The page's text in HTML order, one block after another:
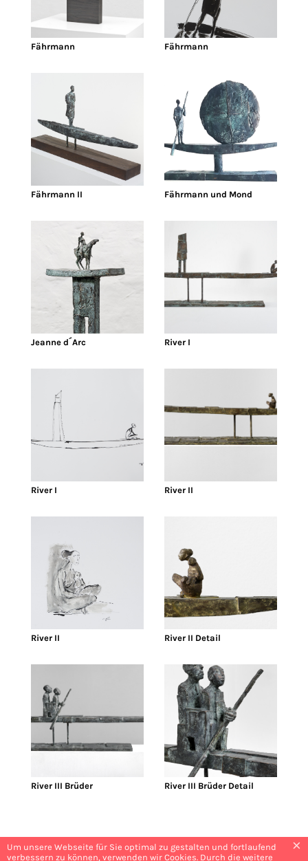
Um unsere Webseite für Sie optimal zu gestalten und fortlaufend
verbessern zu können, verwenden wir Cookies. Durch die weitere
×
Fährmann Fährmann
Fährmann II Fährmann und Mond
Jeanne d´Arc River I
River I River II
River II River II Detail
River III Brüder River III Brüder Detail